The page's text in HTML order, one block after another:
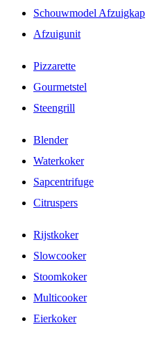
Schouwmodel Afzuigkap
Afzuigunit
Pizzarette
Gourmetstel
Steengrill
Blender
Waterkoker
Sapcentrifuge
Citruspers
Rijstkoker
Slowcooker
Stoomkoker
Multicooker
Eierkoker